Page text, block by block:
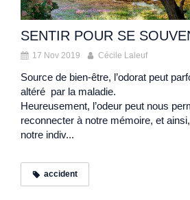
SENTIR POUR SE
17 Nov 2019 Cécile Laleuf
Source de bien-être, l’odorat peut
altéré par la maladie.
Heureusement, l’odeur peut nous
reconnecter à notre mémoire, et
notre indiv...
accident